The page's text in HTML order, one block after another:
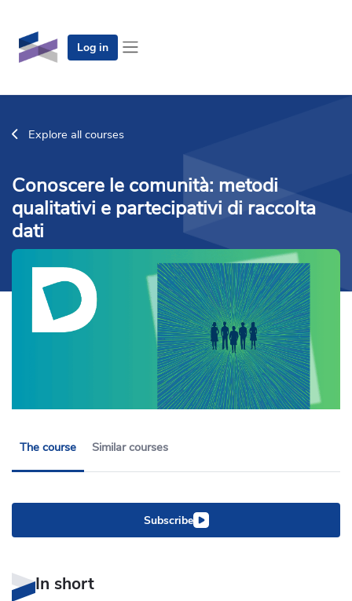
Log in
Explore all courses
Conoscere le comunità: metodi
qualitativi e partecipativi di raccolta
dati
The course Similar courses
Subscribe
In short